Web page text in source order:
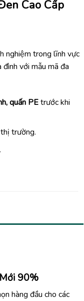
Cao Cấp
nghiệm trong lĩnh vực
với mẫu mã đa
quấn PEtrước khi
trường.
90%
hàng đầu cho các